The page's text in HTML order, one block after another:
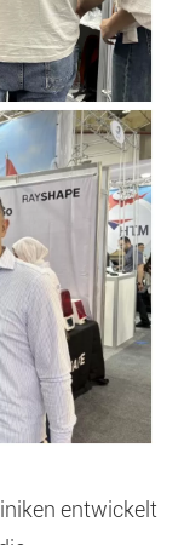
entwickelt